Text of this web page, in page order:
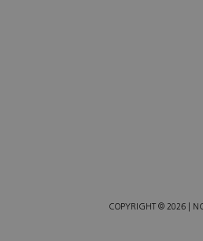
COPYRIGHT © 2026 |